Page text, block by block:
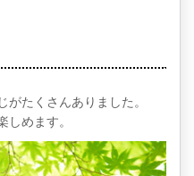
たくさんありました。
めます。